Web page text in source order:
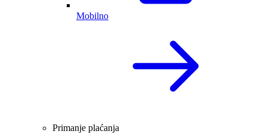
Mobilno
Primanje plaćanja